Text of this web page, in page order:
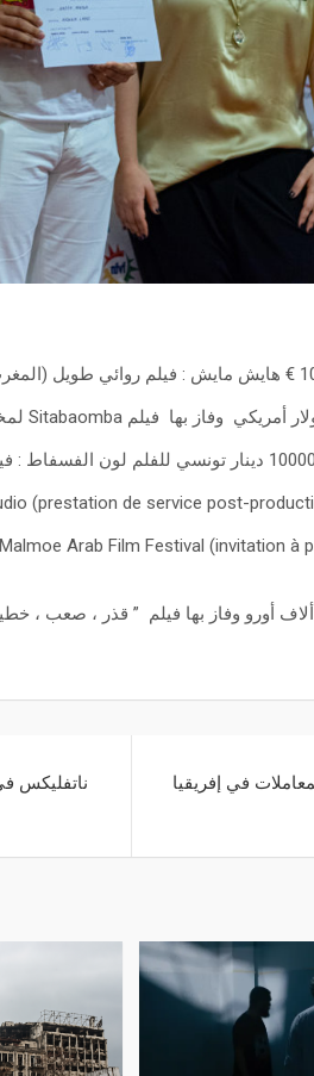
جائزة المعهد الفرنسي بتونس وقدرها 5 ألاف أورو وفاز بها
ناتفليكس